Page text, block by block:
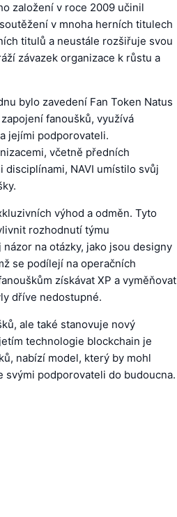
založení v roce 2009 učinil
v mnoha herních titulech
titulů a neustále rozšiřuje svou
závazek organizace k růstu a
bylo zavedení Fan Token Natus
fanoušků, využívá
jejími podporovateli.
včetně předních
NAVI umístilo svůj
výhod a odměn. Tyto
rozhodnutí týmu
na otázky, jako jsou designy
se podílejí na operačních
získávat XP a vyměňovat
dříve nedostupné.
ale také stanovuje nový
technologie blockchain je
nabízí model, který by mohl
podporovateli do budoucna.